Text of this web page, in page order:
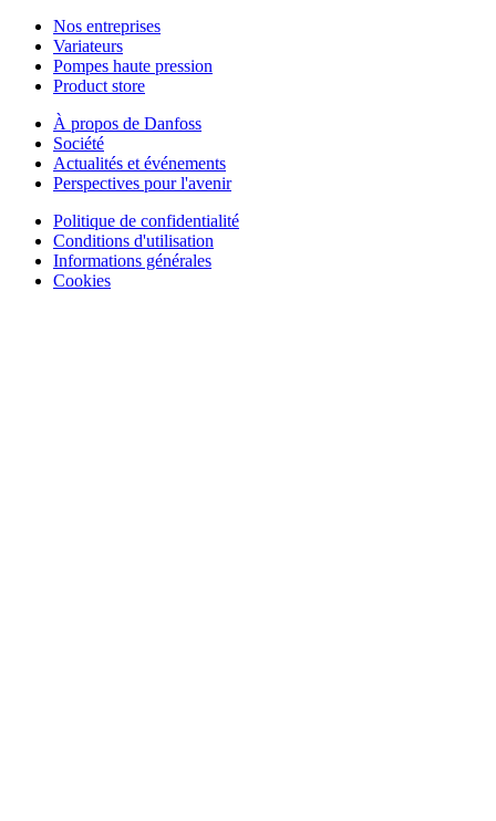
Nos entreprises
Variateurs
Pompes haute pression
Product store
À propos de Danfoss
Société
Actualités et événements
Perspectives pour l'avenir
Politique de confidentialité
Conditions d'utilisation
Informations générales
Cookies